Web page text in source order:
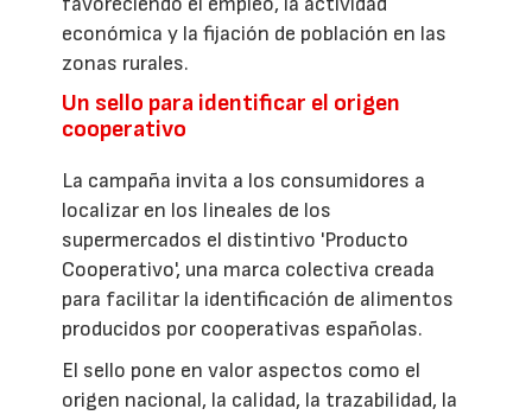
económica y la fijación de población en las
zonas rurales.
Un sello para identificar el origen
cooperativo
La campaña invita a los consumidores a
localizar en los lineales de los
supermercados el distintivo 'Producto
Cooperativo', una marca colectiva creada
para facilitar la identificación de alimentos
producidos por cooperativas españolas.
El sello pone en valor aspectos como el
origen nacional, la calidad, la trazabilidad, la